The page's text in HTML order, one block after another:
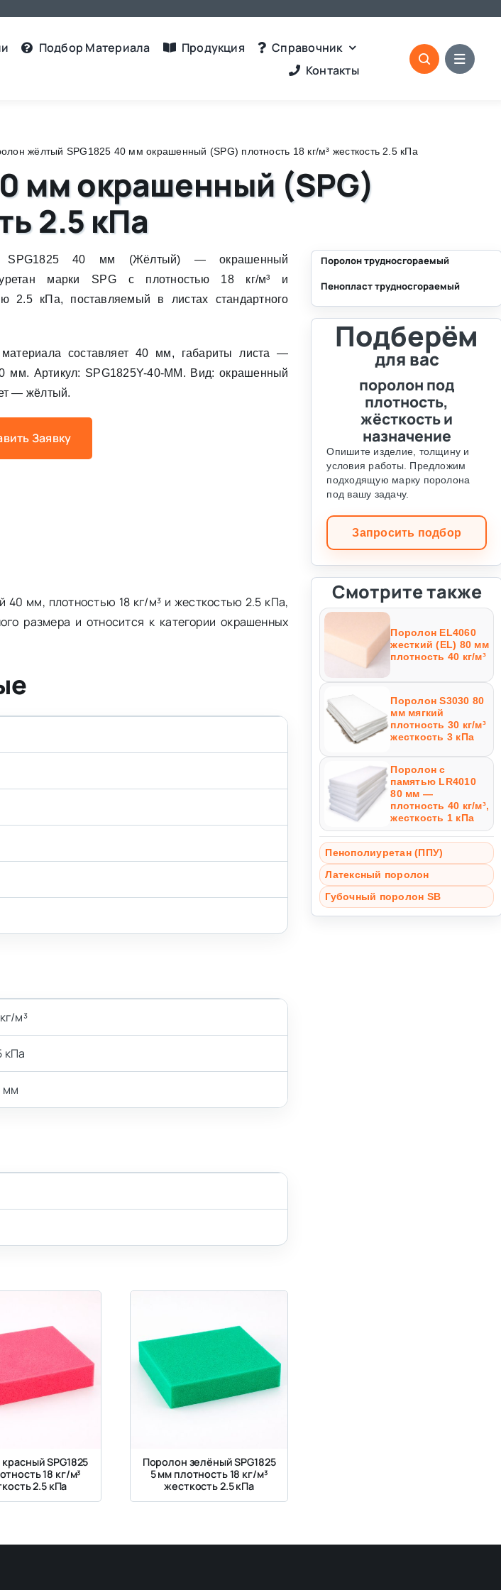
Подбор Материалa Продукция
Справочник
Контакты
жёлтый SPG1825 40 мм окрашенный (SPG) плотность 18 кг/м³ жесткость 2.5 кПа
мм окрашенный (SPG)
2.5 кПа
SPG1825 40 мм (Жёлтый) — окрашенный
марки SPG с плотностью 18 кг/м³ и
2.5 кПа, поставляемый в листах стандартного
составляет 40 мм, габариты листа —
мм. Артикул: SPG1825Y-40-MM. Вид: окрашенный
— жёлтый.
Заявку
40 мм, плотностью 18 кг/м³ и жесткостью 2.5 кПа,
размера и относится к категории окрашенных
м³
кПа
мм
SPG1825
18 кг/м³
2.5 кПа
Поролон зелёный SPG1825
5 мм плотность 18 кг/м³
жесткость 2.5 кПа
Поролон трудносгораемый
Пенопласт трудносгораемый
Подберём
для вас
поролон под
плотность,
жёсткость и
назначение
Опишите изделие, толщину и
условия работы. Предложим
подходящую марку поролона
под вашу задачу.
Запросить подбор
Смотрите также
Поролон EL4060
жесткий (EL) 80 мм
плотность 40 кг/м³
Поролон S3030 80
мм мягкий
плотность 30 кг/м³
жесткость 3 кПа
Поролон с
памятью LR4010
80 мм —
плотность 40 кг/м³,
жесткость 1 кПа
Пенополиуретан (ППУ)
Латексный поролон
Губочный поролон SB